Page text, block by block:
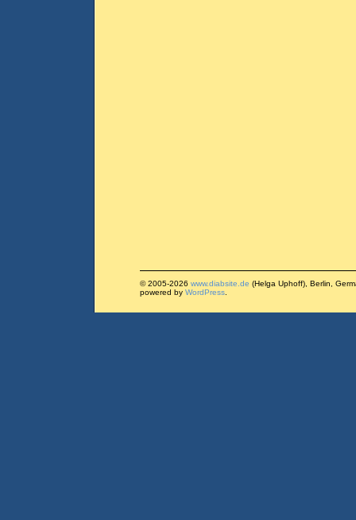
© 2005-2026 www.diabsite.de (Helga Uphoff), Berlin,
powered by WordPress.